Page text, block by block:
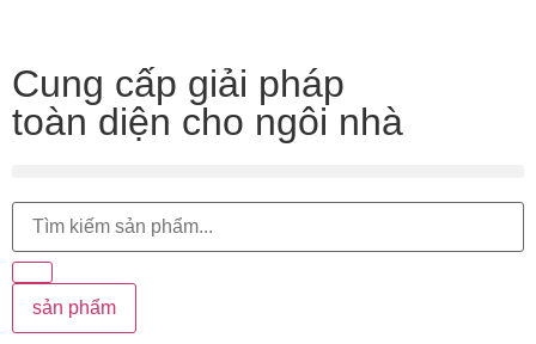
Cung cấp giải pháp
toàn diện cho ngôi nhà
sản phẩm